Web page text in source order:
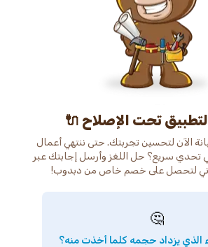
تحت الإصلاح 🔌
الآن لتحسين تجربتك. حتى ننتهي أعمال
في تحدي سريع؟ حل اللغز وأرسل إجابتك عبر
لتحصل على خصم خاص من دبدوب!
🤔
الذي يزداد حجمه كلما أخذت منه؟